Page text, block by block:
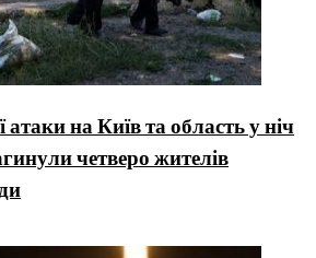
атаки на Київ та область у ніч
четверо жителів